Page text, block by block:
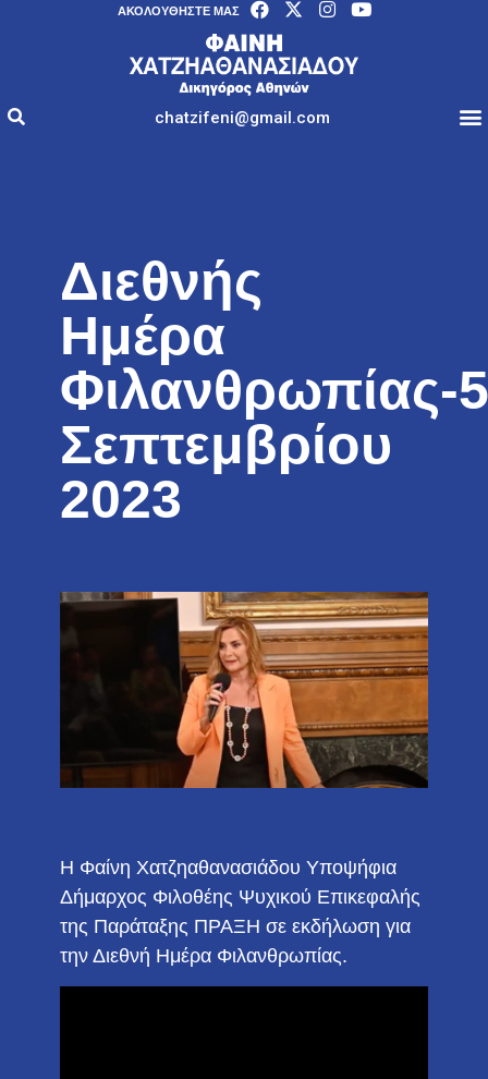
AΚΟΛΟΥΘΉΣΤΕ ΜΑΣ
chatzifeni@gmail.com
Διεθνής
Ημέρα
Φιλανθρωπίας-5
Σεπτεμβρίου
2023
H Φαίνη Χατζηαθανασιάδου Υποψήφια
Δήμαρχος Φιλοθέης Ψυχικού Επικεφαλής
της Παράταξης ΠΡΑΞΗ σε εκδήλωση για
την Διεθνή Ημέρα Φιλανθρωπίας.